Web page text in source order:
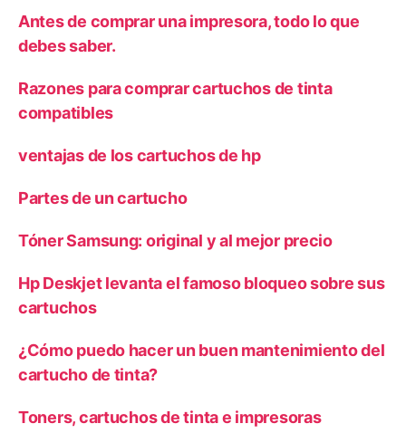
Antes de comprar una impresora, todo lo que
debes saber.
Razones para comprar cartuchos de tinta
compatibles
ventajas de los cartuchos de hp
Partes de un cartucho
Tóner Samsung: original y al mejor precio
Hp Deskjet levanta el famoso bloqueo sobre sus
cartuchos
¿Cómo puedo hacer un buen mantenimiento del
cartucho de tinta?
Toners, cartuchos de tinta e impresoras